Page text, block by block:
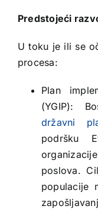
Predstojeći
U toku je ili se
procesa:
Plan
(YGIP):
državni
podršku
poslova.
populacije